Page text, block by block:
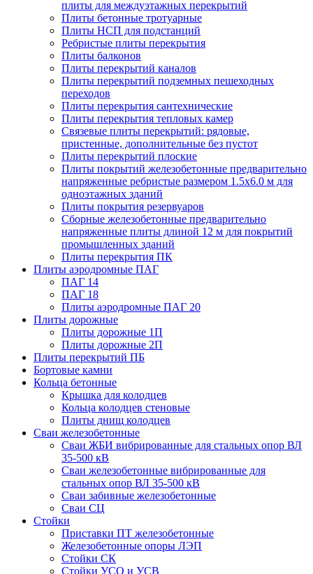
плиты для междуэтажных перекрытий
Плиты бетонные тротуарные
Плиты НСП для подстанций
Ребристые плиты перекрытия
Плиты балконов
Плиты перекрытий каналов
Плиты перекрытий подземных пешеходных
переходов
Плиты перекрытия сантехнические
Плиты перекрытия тепловых камер
Связевые плиты перекрытий: рядовые,
пристенные, дополнительные без пустот
Плиты перекрытий плоские
Плиты покрытий железобетонные предварительно
напряженные ребристые размером 1.5х6.0 м для
одноэтажных зданий
Плиты покрытия резервуаров
Сборные железобетонные предварительно
напряженные плиты длиной 12 м для покрытий
промышленных зданий
Плиты перекрытия ПК
Плиты аэродромные ПАГ
ПАГ 14
ПАГ 18
Плиты аэродромные ПАГ 20
Плиты дорожные
Плиты дорожные 1П
Плиты дорожные 2П
Плиты перекрытий ПБ
Бортовые камни
Кольца бетонные
Крышка для колодцев
Кольца колодцев стеновые
Плиты днищ колодцев
Сваи железобетонные
Сваи ЖБИ вибрированные для стальных опор ВЛ
35-500 кВ
Сваи железобетонные вибрированные для
стальных опор ВЛ 35-500 кВ
Сваи забивные железобетонные
Сваи СЦ
Стойки
Приставки ПТ железобетонные
Железобетонные опоры ЛЭП
Стойки СК
Стойки УСО и УСВ